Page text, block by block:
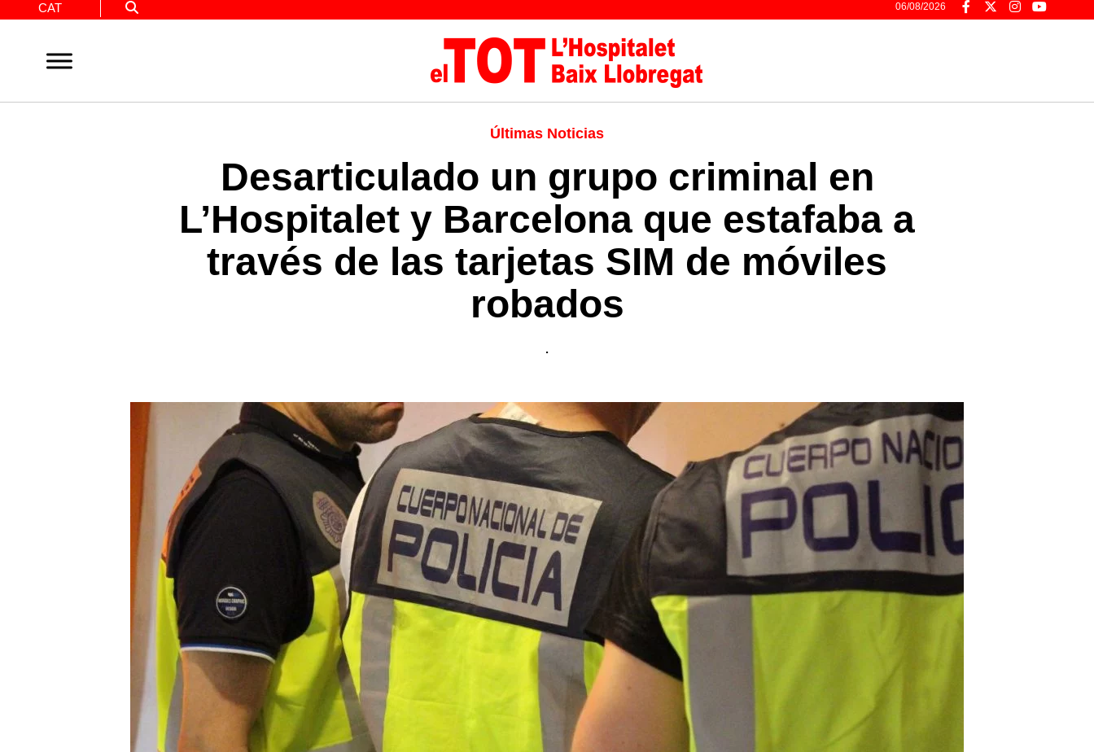
CAT 06/08/2026
Últimas Noticias
Desarticulado un grupo criminal en
L’Hospitalet y Barcelona que estafaba a
través de las tarjetas SIM de móviles
robados
.